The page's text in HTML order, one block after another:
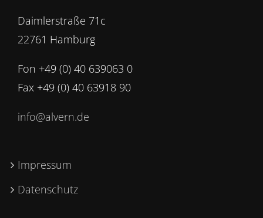
Daimlerstraße 71c
22761 Hamburg
Fon +49 (0) 40 639063 0
Fax +49 (0) 40 63918 90
info@alvern.de
Impressum
Datenschutz